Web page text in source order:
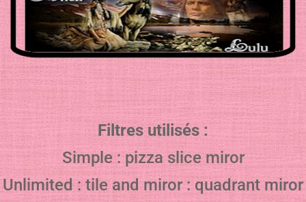
Filtres utilisés :
Simple : pizza slice miror
Unlimited : tile and miror : quadrant miror